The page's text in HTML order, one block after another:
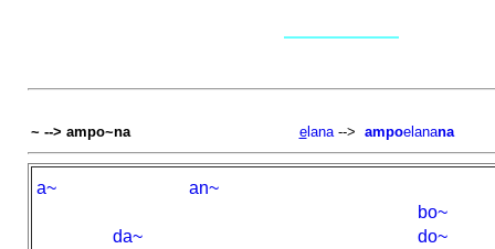
~ --> ampo~na elana--> ampoelanana
a~
an~
bo~
da~
do~